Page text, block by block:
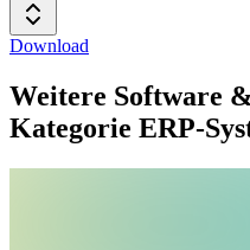
Download
Weitere Software
Kategorie ERP-